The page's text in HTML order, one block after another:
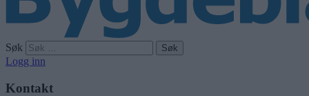
Søk
Logg inn
Kontakt